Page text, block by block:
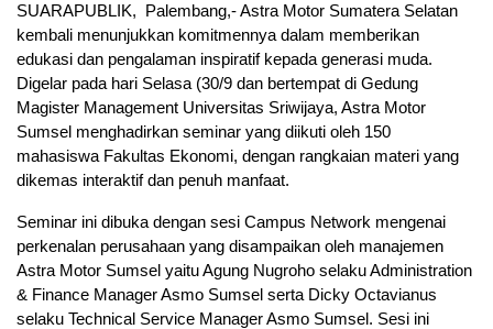
SUARAPUBLIK, Palembang,- Astra Motor Sumatera Selatan
kembali menunjukkan komitmennya dalam memberikan
edukasi dan pengalaman inspiratif kepada generasi muda.
Digelar pada hari Selasa (30/9 dan bertempat di Gedung
Magister Management Universitas Sriwijaya, Astra Motor
Sumsel menghadirkan seminar yang diikuti oleh 150
mahasiswa Fakultas Ekonomi, dengan rangkaian materi yang
dikemas interaktif dan penuh manfaat.
Seminar ini dibuka dengan sesi Campus Network mengenai
perkenalan perusahaan yang disampaikan oleh manajemen
Astra Motor Sumsel yaitu Agung Nugroho selaku Administration
& Finance Manager Asmo Sumsel serta Dicky Octavianus
selaku Technical Service Manager Asmo Sumsel. Sesi ini